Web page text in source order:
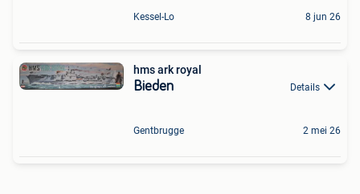
Kessel-Lo 8 jun 26
hms ark royal
Bieden Details
Gentbrugge 2 mei 26